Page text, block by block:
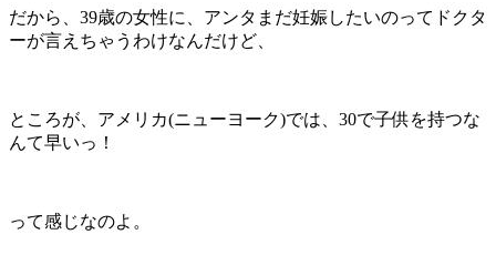
だから、39歳の女性に、アンタまだ妊娠したいのってドクタ
ーが言えちゃうわけなんだけど、
ところが、アメリカ(ニューヨーク)では、30で子供を持つな
んて早いっ！
って感じなのよ。